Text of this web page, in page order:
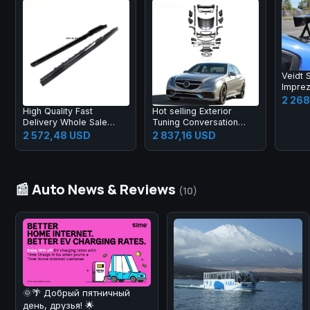
High Quality Fast
Delivery Whole Sale
Price Prepreg Dry
Carbon Fiber
2 572,48 USD
Hot selling Exterior
Tuning Conversation
Body Kit fo 2009-2012
Auto Parts Car Mod
2 837,16 USD
Veidt
VAF
EUR
2
📰 Auto News & Reviews (10)
🌞🌴 Добрый пятничный
день, друзья! 🌟